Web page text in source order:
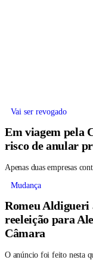
Vai ser revogado
Em viagem pela
risco de anular
Apenas duas empresas
Mudança
Romeu Aldigueri
reeleição para
Câmara
O anúncio foi feito nesta